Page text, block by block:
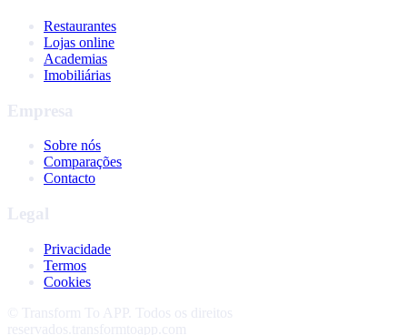
Restaurantes
Lojas online
Academias
Imobiliárias
Empresa
Sobre nós
Comparações
Contacto
Legal
Privacidade
Termos
Cookies
©
Transform To APP .
Todos os direitos
reservados.
transformtoapp.com